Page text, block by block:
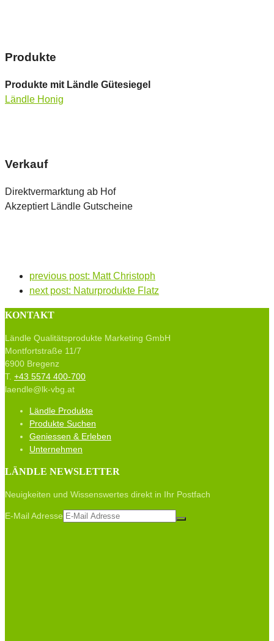
Produkte
Produkte mit Ländle Gütesiegel
Ländle Honig
Verkauf
Direktvermarktung ab Hof
Akzeptiert Ländle Gutscheine
previous post: Matt Christoph
next post: Naturprodukte Flatz
KONTAKT
Ländle Qualitätsprodukte Marketing GmbH
Montfortstraße 11/7
6900 Bregenz
T. +43 5574 400-700
laendle@lk-vbg.at
Ländle Produkte
Produkte Suchen
Geniessen & Erleben
Unternehmen
LÄNDLE NEWSLETTER
Neuigkeiten und Wissenswertes direkt in Ihr Postfach
E-Mail Adresse